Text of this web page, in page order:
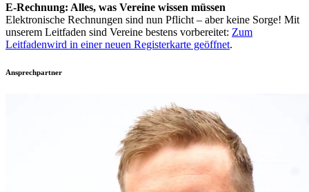
E-Rechnung: Alles, was Vereine wissen müssen
Elektronische Rechnungen sind nun Pflicht – aber keine Sorge! Mit
unserem Leitfaden sind Vereine bestens vorbereitet: Zum
Leitfadenwird in einer neuen Registerkarte geöffnet.
Ansprechpartner